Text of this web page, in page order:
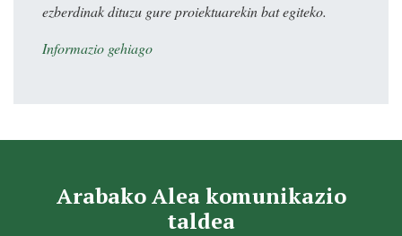
ezberdinak dituzu gure proiektuarekin bat egiteko.
Informazio gehiago
Arabako Alea komunikazio
taldea